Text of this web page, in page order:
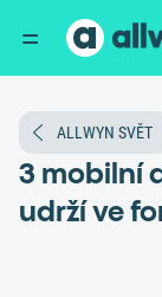
ALLWYN SVĚT
3 mobilní
udrží ve